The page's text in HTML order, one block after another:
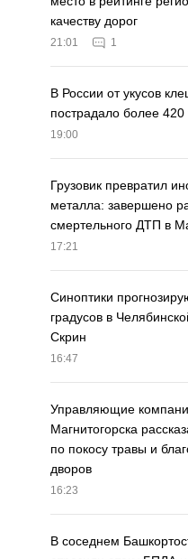
качеству дорог
21:01 1
В России от укусов
пострадало более 420
19:00
Грузовик превратил
металла: завершено
смертельного ДТП в
17:21
Синоптики
градусов в
Скрин
16:47
Управляющие
Магнитогорска
по покосу травы и
дворов
16:23
В соседнем